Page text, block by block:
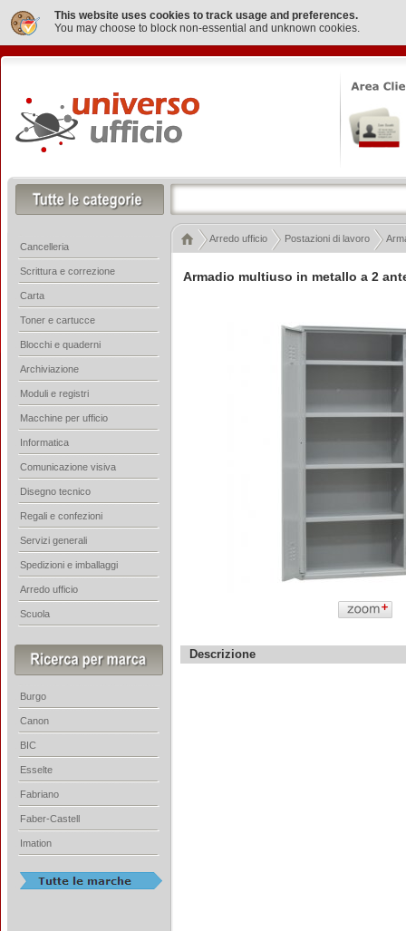
This website uses cookies to track usage and preferences.
You may choose to block non-essential and unknown cookies.
Armadio multiuso in metallo a 2
Descrizione
Arredo ufficio Postazioni di lavoro
Cancelleria
Scrittura e correzione
Carta
Toner e cartucce
Blocchi e quaderni
Archiviazione
Moduli e registri
Macchine per ufficio
Informatica
Comunicazione visiva
Disegno tecnico
Regali e confezioni
Servizi generali
Spedizioni e imballaggi
Arredo ufficio
Scuola
Burgo
Canon
BIC
Esselte
Fabriano
Faber-Castell
Imation